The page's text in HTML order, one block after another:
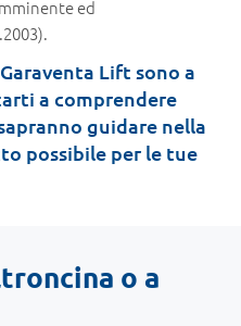
ed
Lift sono a
a comprendere
guidare nella
possibile per le tue
o a